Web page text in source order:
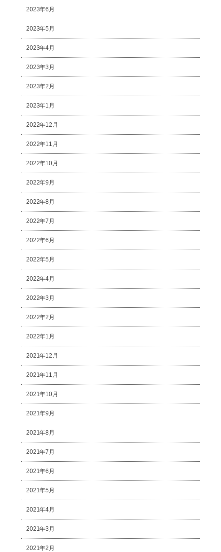
2023年6月
2023年5月
2023年4月
2023年3月
2023年2月
2023年1月
2022年12月
2022年11月
2022年10月
2022年9月
2022年8月
2022年7月
2022年6月
2022年5月
2022年4月
2022年3月
2022年2月
2022年1月
2021年12月
2021年11月
2021年10月
2021年9月
2021年8月
2021年7月
2021年6月
2021年5月
2021年4月
2021年3月
2021年2月